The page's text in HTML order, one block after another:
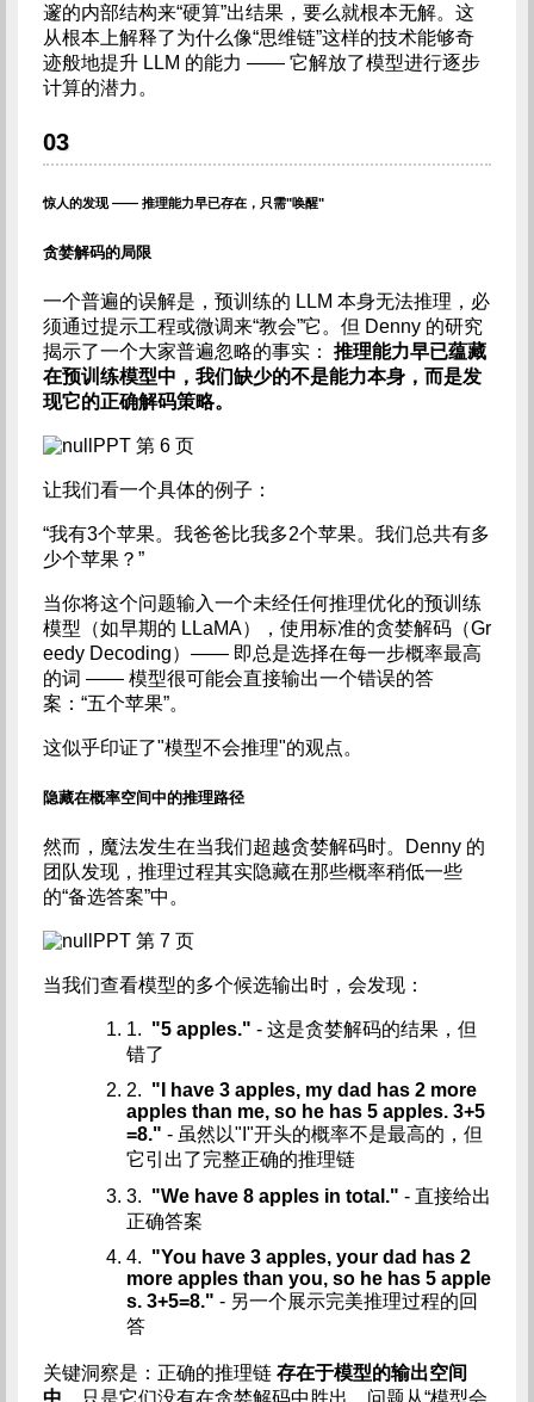
邃的内部结构来“硬算”出结果，要么就根本无解。这
从根本上解释了为什么像“思维链”这样的技术能够奇
迹般地提升 LLM 的能力 —— 它解放了模型进行逐步
计算的潜力。
03
惊人的发现 —— 推理能力早已存在，只需"唤醒"
贪婪解码的局限
一个普遍的误解是，预训练的 LLM 本身无法推理，必
须通过提示工程或微调来“教会”它。但 Denny 的研究
揭示了一个大家普遍忽略的事实： 推理能力早已蕴藏
在预训练模型中，我们缺少的不是能力本身，而是发
现它的正确解码策略。
PPT 第 6 页
让我们看一个具体的例子：
“我有3个苹果。我爸爸比我多2个苹果。我们总共有多
少个苹果？”
当你将这个问题输入一个未经任何推理优化的预训练
模型（如早期的 LLaMA），使用标准的贪婪解码（Gr
eedy Decoding）—— 即总是选择在每一步概率最高
的词 —— 模型很可能会直接输出一个错误的答
案：“五个苹果”。
这似乎印证了"模型不会推理"的观点。
隐藏在概率空间中的推理路径
然而，魔法发生在当我们超越贪婪解码时。Denny 的
团队发现，推理过程其实隐藏在那些概率稍低一些
的“备选答案”中。
PPT 第 7 页
当我们查看模型的多个候选输出时，会发现：
1. "5 apples." - 这是贪婪解码的结果，但
错了
2. "I have 3 apples, my dad has 2 more
apples than me, so he has 5 apples. 3+5
=8." - 虽然以"I"开头的概率不是最高的，但
它引出了完整正确的推理链
3. "We have 8 apples in total." - 直接给出
正确答案
4. "You have 3 apples, your dad has 2
more apples than you, so he has 5 apple
s. 3+5=8." - 另一个展示完美推理过程的回
答
关键洞察是：正确的推理链 存在于模型的输出空间
中 ，只是它们没有在贪婪解码中胜出。问题从“模型会